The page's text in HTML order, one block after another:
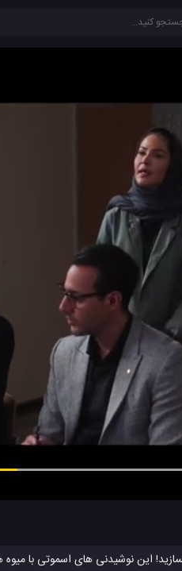
این نوشیدنی های اسموتی با